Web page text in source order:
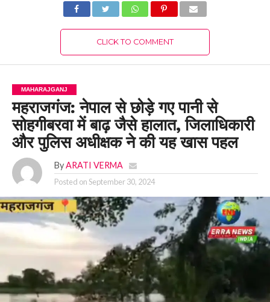
CLICK TO COMMENT
MAHARAJGANJ
महराजगंज: नेपाल से छोड़े गए पानी से
सोहगीबरवा में बाढ़ जैसे हालात, जिलाधिकारी
और पुलिस अधीक्षक ने की यह खास पहल
By ARATI VERMA
Posted onSeptember 30, 2024